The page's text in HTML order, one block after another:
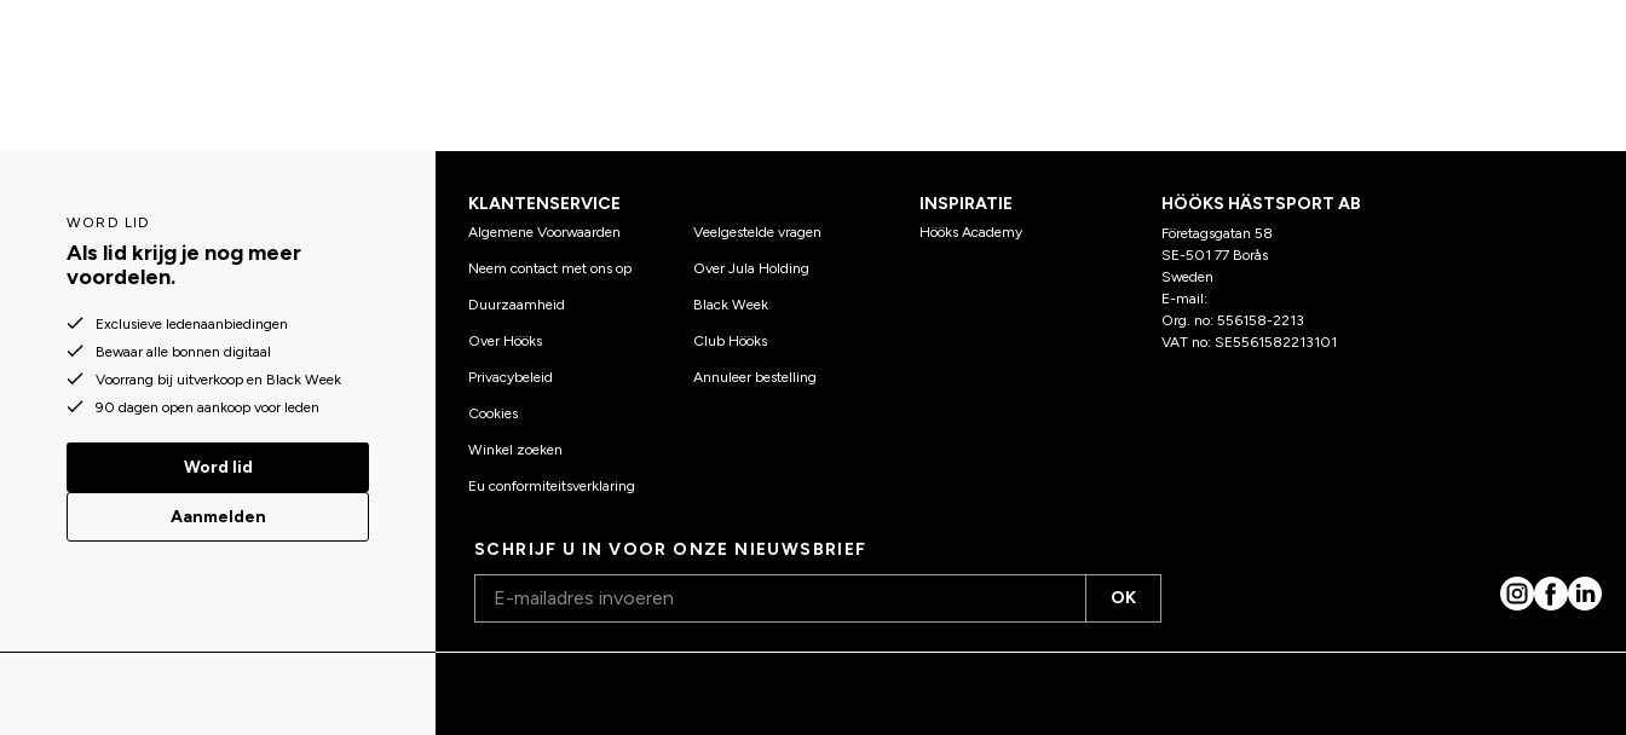
WORD LID
Als lid krijg je nog meer
voordelen.
Exclusieve ledenaanbiedingen
Bewaar alle bonnen digitaal
Voorrang bij uitverkoop en Black Week
90 dagen open aankoop voor leden
Word lid
Aanmelden
KLANTENSERVICE
Algemene Voorwaarden
Neem contact met ons op
Duurzaamheid
Over Hööks
Privacybeleid
Cookies
Winkel zoeken
Eu conformiteitsverklaring
Veelgestelde vragen
Over Jula Holding
Black Week
Club Hööks
Annuleer bestelling
INSPIRATIE
Hööks Academy
HÖÖKS HÄSTSPORT AB
Företagsgatan 58
SE-501 77 Borås
Sweden
E-mail:
Org. no: 556158-2213
VAT no: SE5561582213101
SCHRIJF U IN VOOR ONZE NIEUWSBRIEF
OK